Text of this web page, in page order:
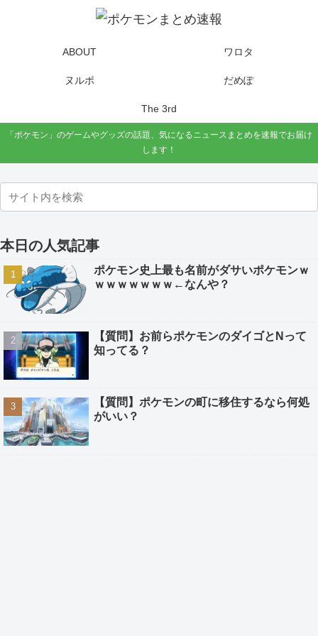
ABOUT ワロタ
ヌルポ だめぽ
The 3rd
「ポケモン」のゲームやグッズの話題、気になるニュースまとめを速報でお届け
します！
本日の人気記事
ポケモン史上最も名前がダサいポケモンｗ
ｗｗｗｗｗｗｗ←なんや？
【質問】お前らポケモンのダイゴとNって
知ってる？
【質問】ポケモンの町に移住するなら何処
がいい？